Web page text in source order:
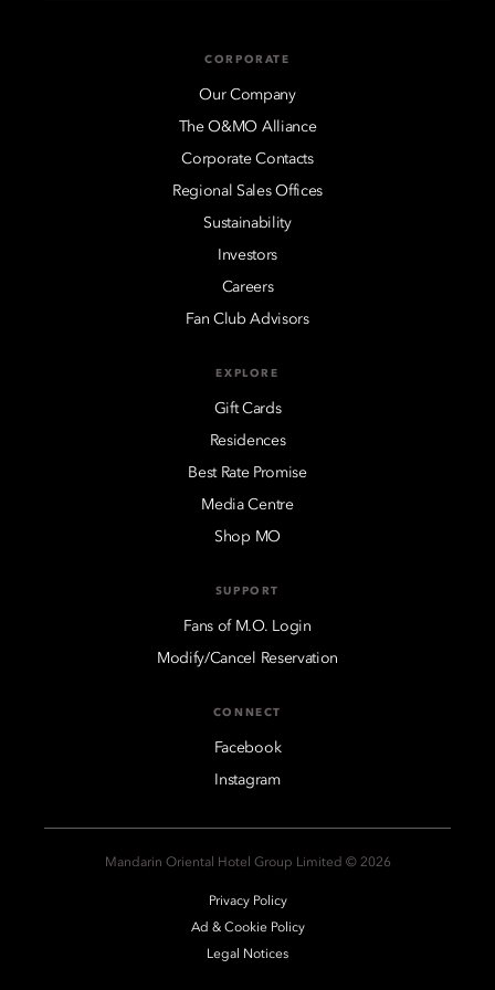
CORPORATE
Our Company
The O&MO Alliance
Corporate Contacts
Regional Sales Offices
Sustainability
Investors
Careers
Fan Club Advisors
EXPLORE
Gift Cards
Residences
Best Rate Promise
Media Centre
Shop MO
SUPPORT
Fans of M.O. Login
Modify/Cancel Reservation
CONNECT
Facebook
Instagram
2026 © Mandarin Oriental Hotel Group Limited
Privacy Policy
Ad & Cookie Policy
Legal Notices